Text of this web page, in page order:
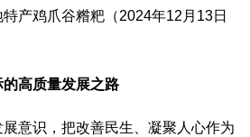
产鸡爪谷糌粑（2024年12月13日
高质量发展之路
识，把改善民生、凝聚人心作为